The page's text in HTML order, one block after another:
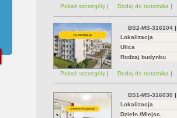
Pokaż szczegóły | Dodaj do notatnika |
BS2-MS-316104|
Lokalizacja
Ulica
Rodzaj budynku
Pokaż szczegóły | Dodaj do notatnika |
BS1-MS-316030 |
Lokalizacja
Dzieln./Miejsc.